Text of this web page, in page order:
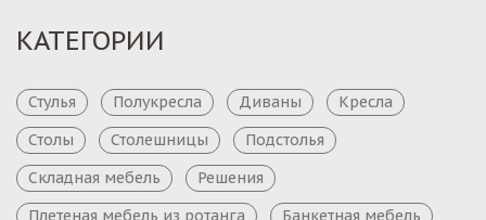
КАТЕГОРИИ
Стулья Полукресла Диваны
Кресла
Столы
Столешницы
Подстолья
Складная мебель
Решения